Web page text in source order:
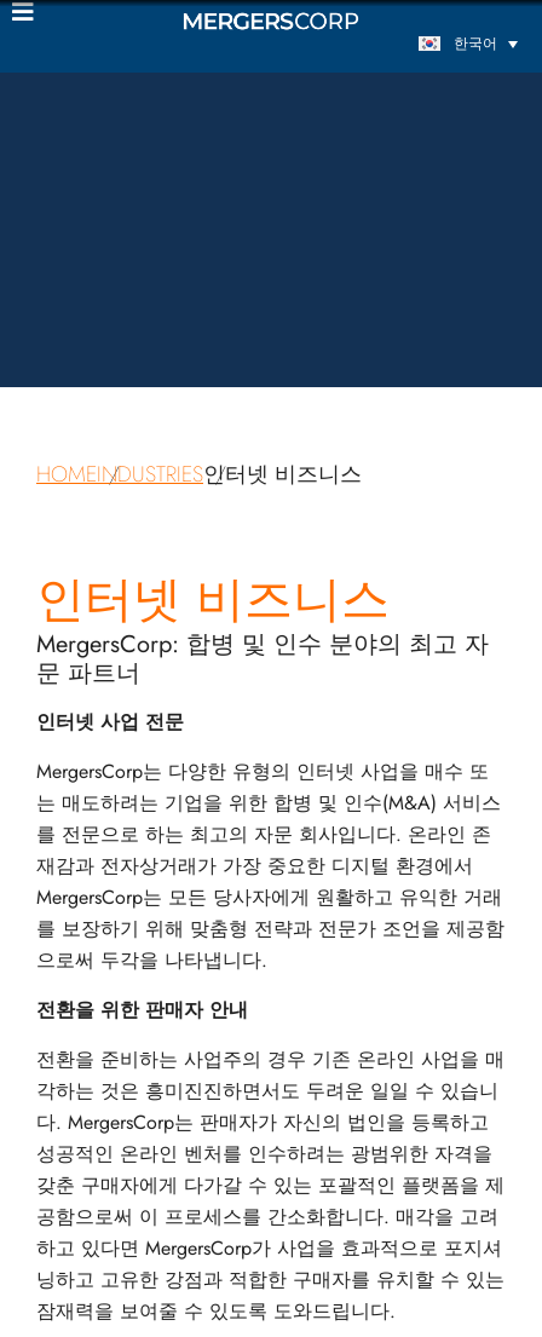
한국어
HOMEINDUSTRIES인터넷 비즈니스
인터넷 비즈니스
MergersCorp: 합병 및 인수 분야의 최고 자
문 파트너
인터넷 사업 전문
MergersCorp는 다양한 유형의 인터넷 사업을 매수 또
는 매도하려는 기업을 위한 합병 및 인수(M&A) 서비스
를 전문으로 하는 최고의 자문 회사입니다. 온라인 존
재감과 전자상거래가 가장 중요한 디지털 환경에서
MergersCorp는 모든 당사자에게 원활하고 유익한 거래
를 보장하기 위해 맞춤형 전략과 전문가 조언을 제공함
으로써 두각을 나타냅니다.
전환을 위한 판매자 안내
전환을 준비하는 사업주의 경우 기존 온라인 사업을 매
각하는 것은 흥미진진하면서도 두려운 일일 수 있습니
다. MergersCorp는 판매자가 자신의 법인을 등록하고
성공적인 온라인 벤처를 인수하려는 광범위한 자격을
갖춘 구매자에게 다가갈 수 있는 포괄적인 플랫폼을 제
공함으로써 이 프로세스를 간소화합니다. 매각을 고려
하고 있다면 MergersCorp가 사업을 효과적으로 포지셔
닝하고 고유한 강점과 적합한 구매자를 유치할 수 있는
잠재력을 보여줄 수 있도록 도와드립니다.